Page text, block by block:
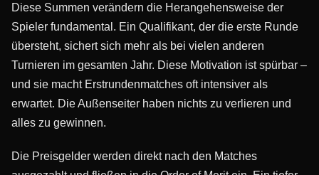
Diese Summen verändern die Herangehensweise der
Spieler fundamental. Ein Qualifikant, der die erste Runde
übersteht, sichert sich mehr als bei vielen anderen
Turnieren im gesamten Jahr. Diese Motivation ist spürbar –
und sie macht Erstrundenmatches oft intensiver als
erwartet. Die Außenseiter haben nichts zu verlieren und
alles zu gewinnen.
Die Preisgelder werden direkt nach den Matches